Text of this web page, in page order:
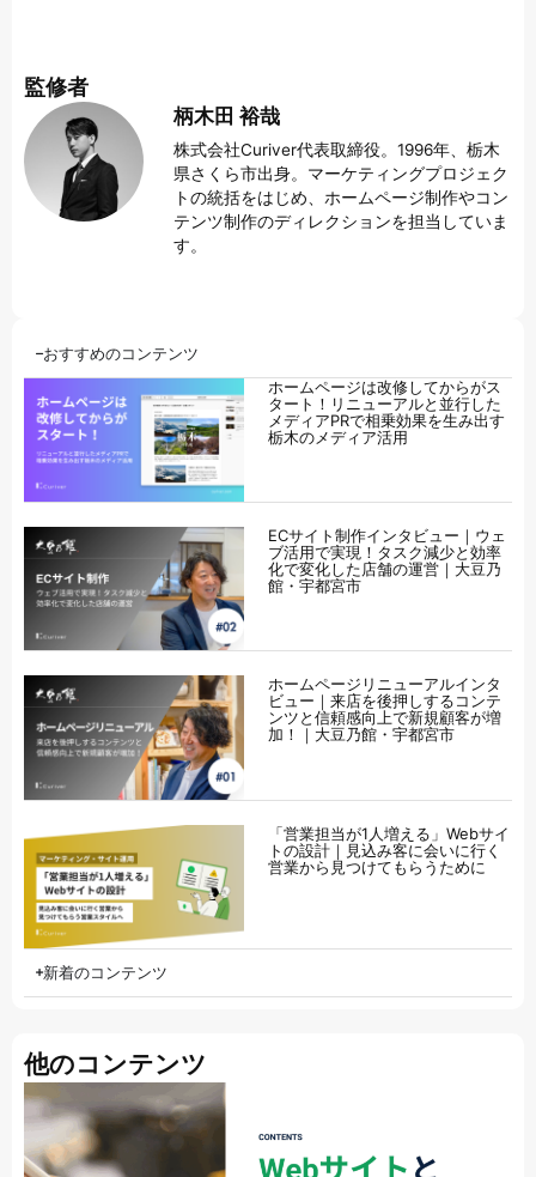
監修者
柄木田 裕哉
株式会社Curiver代表取締役。1996年、栃木
県さくら市出身。マーケティングプロジェク
トの統括をはじめ、ホームページ制作やコン
テンツ制作のディレクションを担当していま
す。
おすすめのコンテンツ
ホームページは改修してからがス
タート！リニューアルと並行した
メディアPRで相乗効果を生み出す
栃木のメディア活用
ECサイト制作インタビュー｜ウェ
ブ活用で実現！タスク減少と効率
化で変化した店舗の運営｜大豆乃
館・宇都宮市
ホームページリニューアルインタ
ビュー｜来店を後押しするコンテ
ンツと信頼感向上で新規顧客が増
加！｜大豆乃館・宇都宮市
「営業担当が1人増える」Webサイ
トの設計｜見込み客に会いに行く
営業から見つけてもらうために
新着のコンテンツ
他のコンテンツ